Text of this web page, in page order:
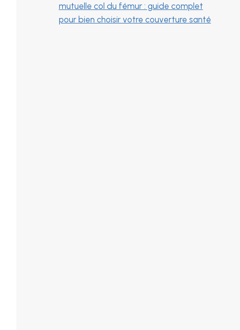
mutuelle col du fémur : guide complet
pour bien choisir votre couverture santé